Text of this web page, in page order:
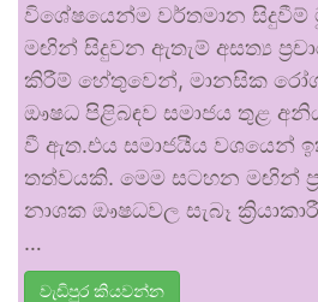
විශේෂයෙන්ම වර්තමාන සිදුවීම්
මඟින් සිදුවන ඇතැම් අසත්‍ය
කිරීම් හේතුවෙන්, මානසික රෝග
ඖෂධ පිළිබඳව සමාජය තුළ
වී ඇත.එය සමාජයීය වශයෙන්
තත්වයකි. මෙම සටහන මඟින්
නාශක ඖෂධවල සැබෑ
…
වැඩිපුර කියවන්න